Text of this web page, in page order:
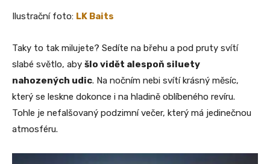
Ilustrační foto: LK Baits
Taky to tak milujete? Sedíte na břehu a pod pruty svítí
slabé světlo, aby šlo vidět alespoň siluety
nahozených udic. Na nočním nebi svítí krásný měsíc,
který se leskne dokonce i na hladině oblíbeného revíru.
Tohle je nefalšovaný podzimní večer, který má jedinečnou
atmosféru.